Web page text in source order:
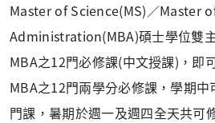
Master of Science(MS)／Master
Administration(MBA)碩士學位雙
MBA之12門必修課(中文授課)，即
MBA之12門兩學分必修課，學期
門課，暑期於週一及週四全天共可